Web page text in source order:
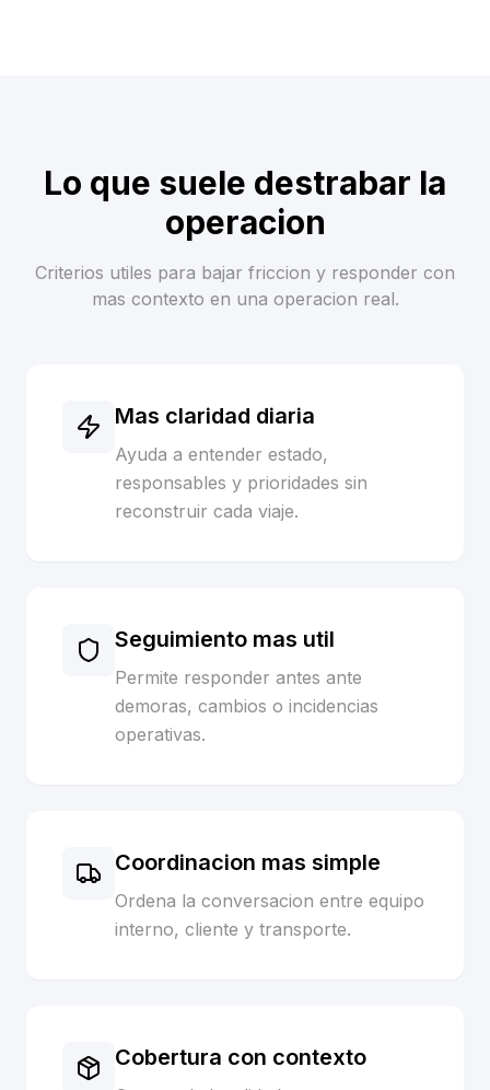
Lo que suele destrabar la
operacion
Criterios utiles para bajar friccion y responder con
mas contexto en una operacion real.
Mas claridad diaria
Ayuda a entender estado,
responsables y prioridades sin
reconstruir cada viaje.
Seguimiento mas util
Permite responder antes ante
demoras, cambios o incidencias
operativas.
Coordinacion mas simple
Ordena la conversacion entre equipo
interno, cliente y transporte.
Cobertura con contexto